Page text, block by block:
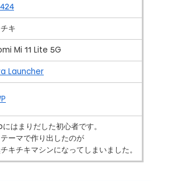
キ
Mi 11 Lite 5G
Launcher
はまりだした初心者です。
ーマで作り出したのが
キチキマシンになってしまいました。